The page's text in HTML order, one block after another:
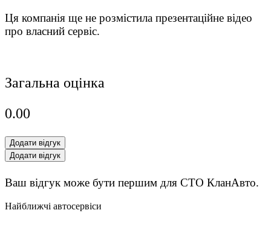
Ця компанія ще не розмістила презентаційне відео
про власний сервіс.
Загальна оцінка
0.00
Додати відгук
Додати відгук
Ваш відгук може бути першим для СТО КланАвто.
Найближчі автосервіси